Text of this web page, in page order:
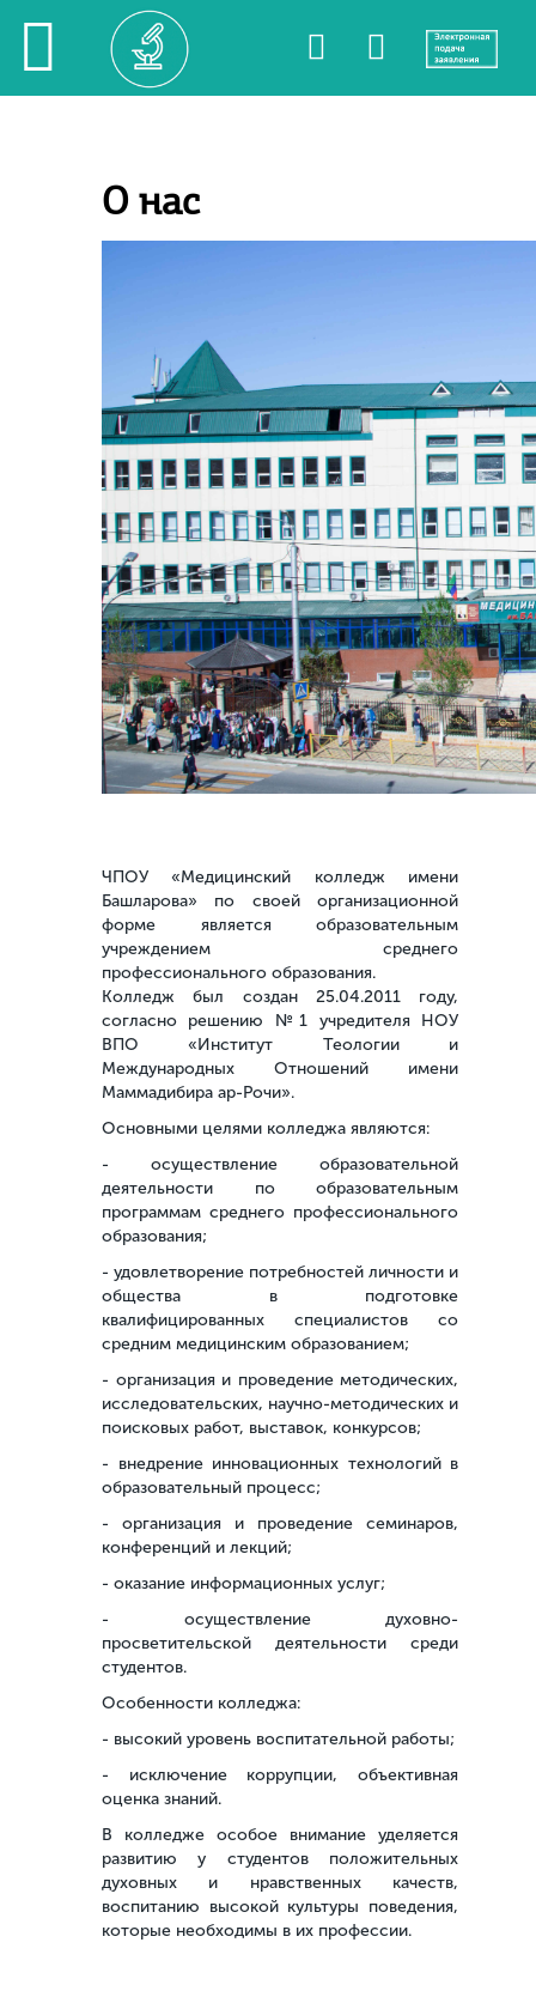
О нас
ЧПОУ «Медицинский колледж имени
Башларова» по своей организационной
форме является образовательным
учреждением среднего
профессионального образования.
Колледж был создан 25.04.2011 году,
согласно решению №1 учредителя НОУ
ВПО «Институт Теологии и
Международных Отношений имени
Маммадибира ар-Рочи».
Основными целями колледжа являются:
- осуществление образовательной
деятельности по образовательным
программам среднего профессионального
образования;
- удовлетворение потребностей личности и
общества в подготовке
квалифицированных специалистов со
средним медицинским образованием;
- организация и проведение методических,
исследовательских, научно-методических и
поисковых работ, выставок, конкурсов;
- внедрение инновационных технологий в
образовательный процесс;
- организация и проведение семинаров,
конференций и лекций;
- оказание информационных услуг;
- осуществление духовно-
просветительской деятельности среди
студентов.
Особенности колледжа:
- высокий уровень воспитательной работы;
- исключение коррупции, объективная
оценка знаний.
В колледже особое внимание уделяется
развитию у студентов положительных
духовных и нравственных качеств,
воспитанию высокой культуры поведения,
которые необходимы в их профессии.